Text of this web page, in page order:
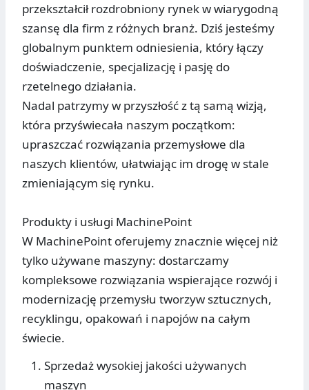
przekształcił rozdrobniony rynek w wiarygodną
szansę dla firm z różnych branż. Dziś jesteśmy
globalnym punktem odniesienia, który łączy
doświadczenie, specjalizację i pasję do
rzetelnego działania.
Nadal patrzymy w przyszłość z tą samą wizją,
która przyświecała naszym początkom:
upraszczać rozwiązania przemysłowe dla
naszych klientów, ułatwiając im drogę w stale
zmieniającym się rynku.
Produkty i usługi MachinePoint
W MachinePoint oferujemy znacznie więcej niż
tylko używane maszyny: dostarczamy
kompleksowe rozwiązania wspierające rozwój i
modernizację przemysłu tworzyw sztucznych,
recyklingu, opakowań i napojów na całym
świecie.
Sprzedaż wysokiej jakości używanych
maszyn